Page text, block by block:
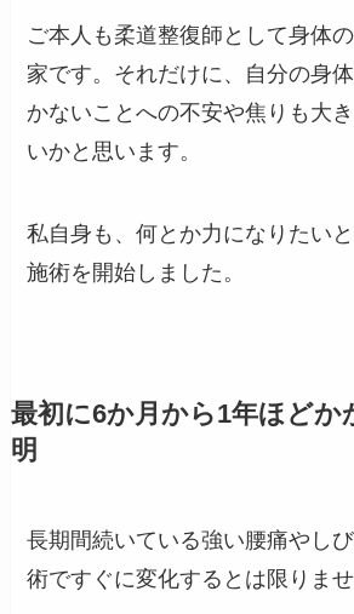
ご本人も柔道整復師として身体
家です。それだけに、自分の身
かないことへの不安や焦りも大
いかと思います。
私自身も、何とか力になりたい
施術を開始しました。
最初に6か月から1年ほどか
明
長期間続いている強い腰痛やし
術ですぐに変化するとは限りませ